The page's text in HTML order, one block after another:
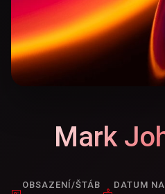
Mark
OBSAZENÍ/ŠTÁB DATUM